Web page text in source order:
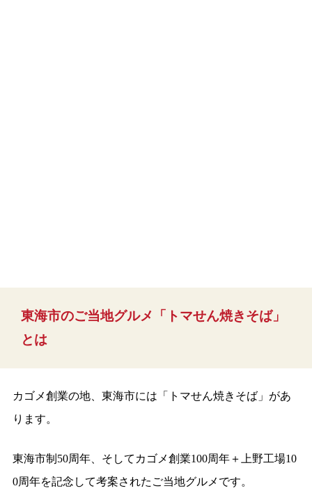
東海市のご当地グルメ「トマせん焼きそば」
とは
カゴメ創業の地、東海市には「トマせん焼きそば」があ
ります。
東海市制50周年、そしてカゴメ創業100周年＋上野工場10
0周年を記念して考案されたご当地グルメです。